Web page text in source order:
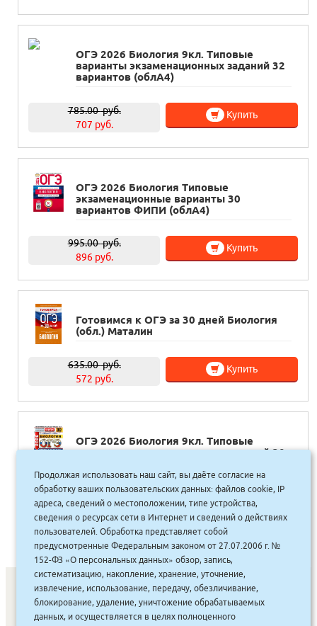
ОГЭ 2026 Биология 9кл. Типовые
варианты экзаменационных заданий 32
вариантов (облА4)
785.00руб.
707 руб.
Купить
ОГЭ 2026 Биология Типовые
экзаменационные варианты 30
вариантов ФИПИ (облА4)
995.00руб.
896 руб.
Купить
Готовимся к ОГЭ за 30 дней Биология
(обл.) Маталин
635.00руб.
572 руб.
Купить
ОГЭ 2026 Биология 9кл. Типовые
варианты экзаменационных заданий 30
835.00 руб.
752 руб.
Купить
СОНУННАР|КОМПАНИЯ ТУҺУНАН|МАҔАҺЫЫННАР
Продолжая использовать наш сайт, вы даёте согласие на
обработку ваших пользовательских данных: файлов cookie, IP
адреса, сведений о местоположении, типе устройства,
сведения о ресурсах сети в Интернет и сведений о действиях
пользователей. Обработка представляет собой
предусмотренные Федеральным законом от 27.07.2006 г. №
152-ФЗ «О персональных данных» обзор, запись,
систематизацию, накопление, хранение, уточнение,
извлечение, использование, передачу, обезличивание,
блокирование, удаление, уничтожение обрабатываемых
данных, и осуществляется в целях полноценного